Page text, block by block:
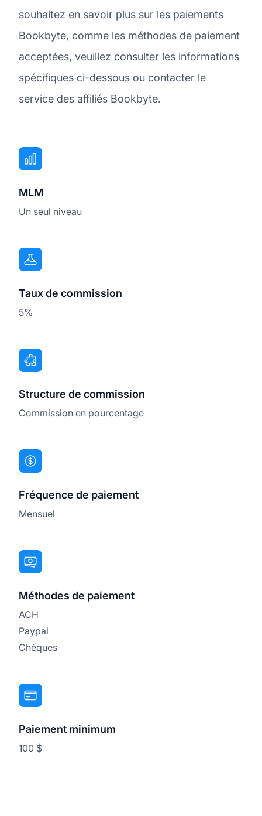
souhaitez en savoir plus sur les paiements
Bookbyte, comme les méthodes de paiement
acceptées, veuillez consulter les informations
spécifiques ci-dessous ou contacter le
service des affiliés Bookbyte.
MLM
Un seul niveau
Taux de commission
5%
Structure de commission
Commission en pourcentage
Fréquence de paiement
Mensuel
Méthodes de paiement
ACH
Paypal
Chèques
Paiement minimum
100 $